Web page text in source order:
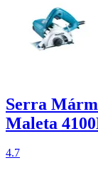
Serra
Maleta
4.7